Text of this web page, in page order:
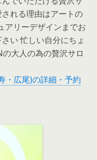
れる理由はアートの
アリーデザインまでお
い 忙しい自分にちょ
大人の為の贅沢サロ
・広尾)の詳細・予約